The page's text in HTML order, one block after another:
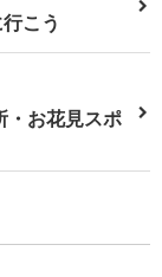
こう
・お花見スポ